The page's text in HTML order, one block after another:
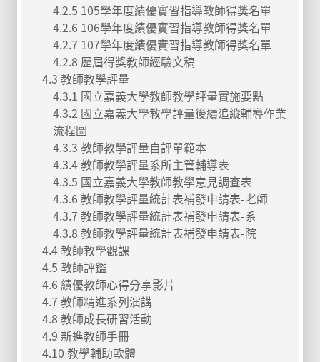
4.2.5 105學年度績優實習指導教師得獎名單
4.2.6 106學年度績優實習指導教師得獎名單
4.2.7 107學年度績優實習指導教師得獎名單
4.2.8 歷屆得獎教師經驗文稿
4.3 教師教學評量
4.3.1 國立嘉義大學教師教學評量實施要點
4.3.2 國立嘉義大學教學評量後續追縱輔導作業
流程圖
4.3.3 教師教學評量自評單範本
4.3.4 教師教學評量系所主管輔導表
4.3.5 國立嘉義大學教師教學意見調查表
4.3.6 教師教學評量統計表補發申請表-老師
4.3.7 教師教學評量統計表補發申請表-系
4.3.8 教師教學評量統計表補發申請表-院
4.4 教師教學觀課
4.5 教師評鑑
4.6 績優教師心得分享影片
4.7 教師精進系列演講
4.8 教師成長研習活動
4.9 新進教師手冊
4.10 教學輔助軟體